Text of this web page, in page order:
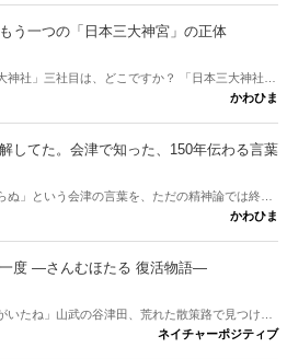
な理由と、日本にいながら本場に迫れる楽しみ方
う一つの「日本三大神宮」の正体
神社」三社目は、どこですか？ 「日本三大神社の
いう素朴な疑問に、古事記と日本書紀から答えが
ます。けれど古典をたどると、奈良に眠る意外な
。行きたくなりますね。
かわひま
してた。会津で知った、150年伝わる言葉
ぬ」という会津の言葉を、ただの精神論では終わ
人が思う「理屈抜きでダメ」という解釈は、実は
越えて胸を打つのか。その正体と、会津観光に出
けを書きたいと思います。
かわひま
ひかりを、もう一度 ―さんむほたる 復活物語―
いたね」山武の谷津田、荒れた散策路で見つけ
タル。その小さな光から、世代を越えて受け継が
ネイチャーポジティブ